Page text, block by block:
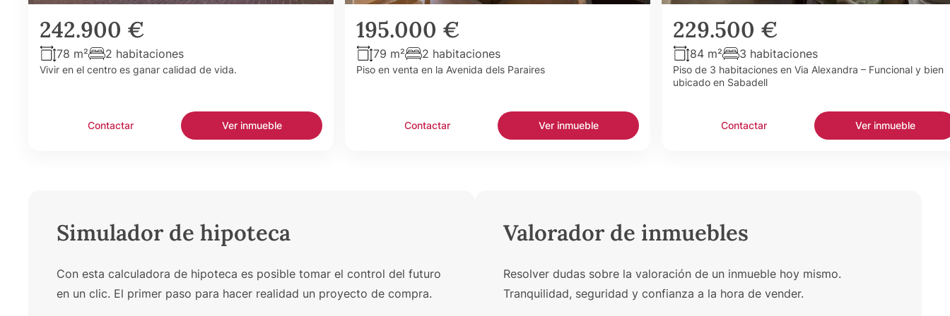
242.900 €
78 m² 2 habitaciones
Vivir en el centro es ganar calidad de vida.
Contactar Ver inmueble
195.000 €
79 m² 2 habitaciones
Piso en venta en la Avenida dels Paraires
Contactar Ver inmueble
229.500 €
84 m² 3 habitaciones
Piso de 3 habitaciones en Via Alexandra – Funcional y bien
ubicado en Sabadell
Contactar Ver inmueble
Simulador de hipoteca
Con esta calculadora de hipoteca es posible tomar el control del futuro
en un clic. El primer paso para hacer realidad un proyecto de compra.
Valorador de inmuebles
Resolver dudas sobre la valoración de un inmueble hoy mismo.
Tranquilidad, seguridad y confianza a la hora de vender.